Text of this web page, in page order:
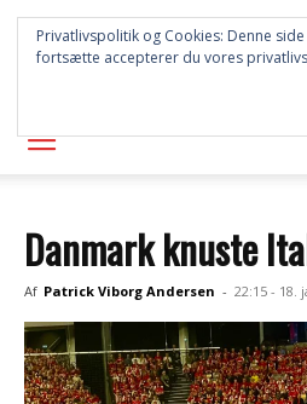
SYD
Danmark knuste
Af Patrick Viborg Andersen - 22:15 - 18.
Privatlivspolitik og Cookies: Denne
fortsætte accepterer du vores